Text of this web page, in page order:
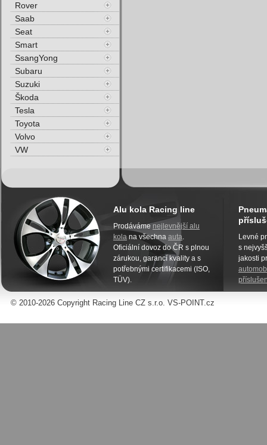
Rover
Saab
Seat
Smart
SsangYong
Subaru
Suzuki
Škoda
Tesla
Toyota
Volvo
VW
Alu kola Racing line
Prodáváme nejlevnější alu
kola na všechna auta.
Oficiální dovoz do ČR s plnou
zárukou, garancí kvality a s
potřebnými certifikacemi (ISO,
TÜV).
Levné
s
jakosti
© 2010-2026 Copyright Racing Line CZ s.r.o. VS-POINT.cz